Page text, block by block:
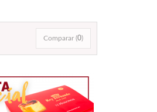
Comparar (0)